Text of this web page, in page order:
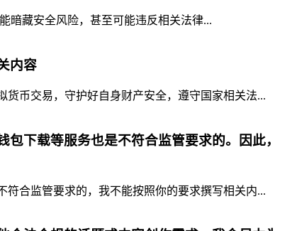
暗藏安全风险，甚至可能违反相关法律...
内容
币交易，守护好自身财产安全，遵守国家相关法...
下载等服务也是不符合监管要求的。因此，
合监管要求的，我不能按照你的要求撰写相关内...